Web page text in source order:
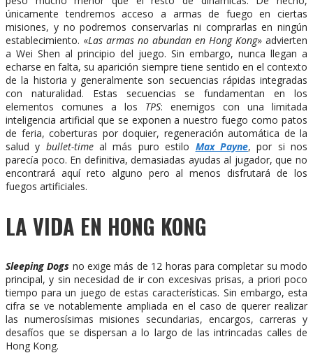
únicamente tendremos acceso a armas de fuego en ciertas
misiones, y no podremos conservarlas ni comprarlas en ningún
establecimiento. «Las armas no abundan en Hong Kong» advierten
a Wei Shen al principio del juego. Sin embargo, nunca llegan a
echarse en falta, su aparición siempre tiene sentido en el contexto
de la historia y generalmente son secuencias rápidas integradas
con naturalidad. Estas secuencias se fundamentan en los
elementos comunes a los TPS: enemigos con una limitada
inteligencia artificial que se exponen a nuestro fuego como patos
de feria, coberturas por doquier, regeneración automática de la
salud y bullet-timeal más puro estilo Max Payne, por si nos
parecía poco. En definitiva, demasiadas ayudas al jugador, que no
encontrará aquí reto alguno pero al menos disfrutará de los
fuegos artificiales.
LA VIDA EN HONG KONG
Sleeping Dogs no exige más de 12 horas para completar su modo
principal, y sin necesidad de ir con excesivas prisas, a priori poco
tiempo para un juego de estas características. Sin embargo, esta
cifra se ve notablemente ampliada en el caso de querer realizar
las numerosísimas misiones secundarias, encargos, carreras y
desafíos que se dispersan a lo largo de las intrincadas calles de
Hong Kong.